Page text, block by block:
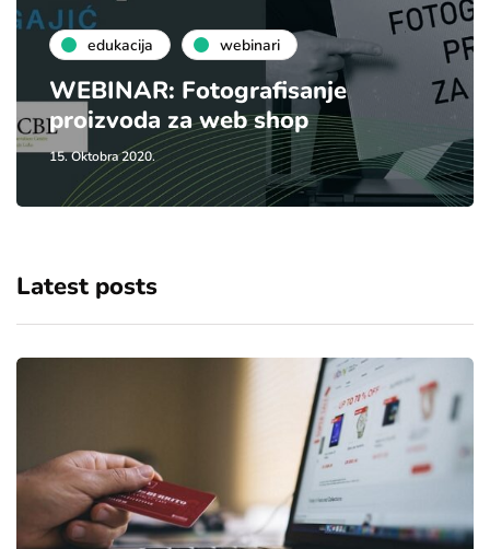
edukacija webinari
WEBINAR: Fotografisanje
proizvoda za web shop
15. Oktobra 2020.
Latest posts